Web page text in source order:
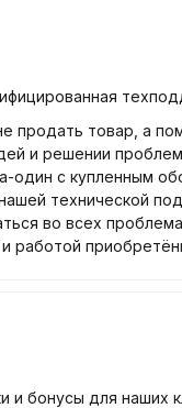
продать товар, а
и решении
один с купленным
технической
во всех
работой
и бонусы для наших